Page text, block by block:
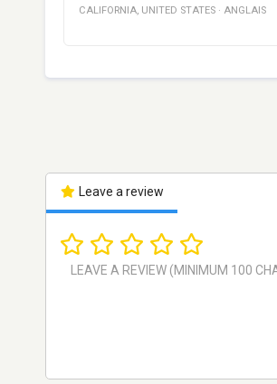
CALIFORNIA, UNITED STATES · ANGLAIS
Leave a review